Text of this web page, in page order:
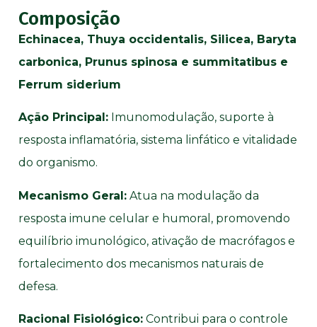
Composição
Echinacea, Thuya occidentalis, Silicea, Baryta
carbonica, Prunus spinosa e summitatibus e
Ferrum siderium
Ação Principal: Imunomodulação, suporte à
resposta inflamatória, sistema linfático e vitalidade
do organismo.
Mecanismo Geral: Atua na modulação da
resposta imune celular e humoral, promovendo
equilíbrio imunológico, ativação de macrófagos e
fortalecimento dos mecanismos naturais de
defesa.
Racional Fisiológico: Contribui para o controle